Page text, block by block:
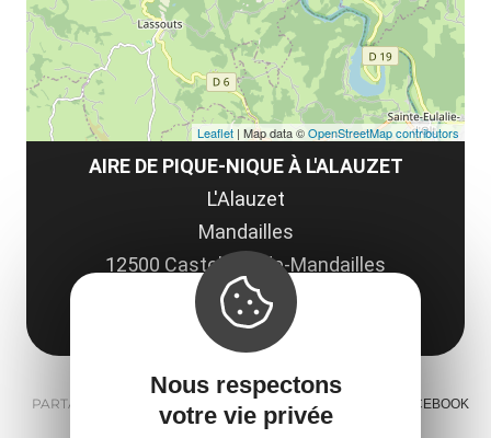
AIRE DE PIQUE-NIQUE À L'ALAUZET
L'Alauzet
Mandailles
12500 Castelnau-de-Mandailles
Obtenir l'itinéraire
Leaflet | Map data ©OpenStreetMap contributors
PARTAGER : MESSENGER FACEBOOK
Nous respectons
votre vie privée